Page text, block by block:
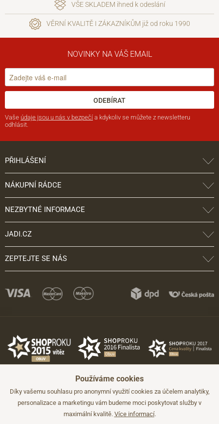
VŠE SKLADEM ihned k odeslání
VĚRNÍ KVALITĚ I ZÁKAZNÍKŮM již od roku 1990
NOVINKY NA VÁŠ EMAIL
ODEBÍRAT
Vaše údaje jsou u nás v bezpečí a kdykoliv se můžete z newsletteru
odhlásit.
PŘIHLÁŠENÍ
NÁKUPNÍ RÁDCE
NEZBYTNÉ INFORMACE
JADI.CZ
ZEPTEJTE SE NÁS
©2026 JADI.cz. Užití materiálů bez souhlasu není možné.
Používáme cookies
Díky vašemu souhlasu pro anonymní využití cookies za účelem analytiky,
personalizace a marketingu vám budeme moci poskytovat služby v
maximální kvalitě. Více informací.